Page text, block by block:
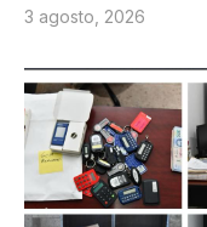
3 agosto, 2026